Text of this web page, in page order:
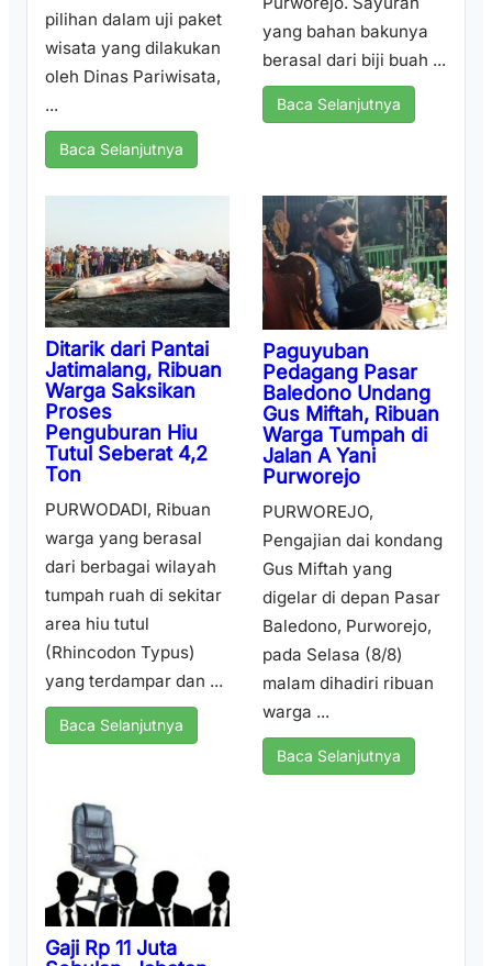
pilihan dalam uji paket
wisata yang dilakukan
oleh Dinas Pariwisata,
...
Baca Selanjutnya
yang bahan bakunya
berasal dari biji buah ...
Baca Selanjutnya
Ditarik dari Pantai
Jatimalang, Ribuan
Warga Saksikan
Proses
Penguburan Hiu
Tutul Seberat 4,2
Ton
PURWODADI, Ribuan
warga yang berasal
dari berbagai wilayah
tumpah ruah di sekitar
area hiu tutul
(Rhincodon Typus)
yang terdampar dan ...
Baca Selanjutnya
Paguyuban
Pedagang Pasar
Baledono Undang
Gus Miftah, Ribuan
Warga Tumpah di
Jalan A Yani
Purworejo
PURWOREJO,
Pengajian dai kondang
Gus Miftah yang
digelar di depan Pasar
Baledono, Purworejo,
pada Selasa (8/8)
malam dihadiri ribuan
warga ...
Baca Selanjutnya
Gaji Rp 11 Juta